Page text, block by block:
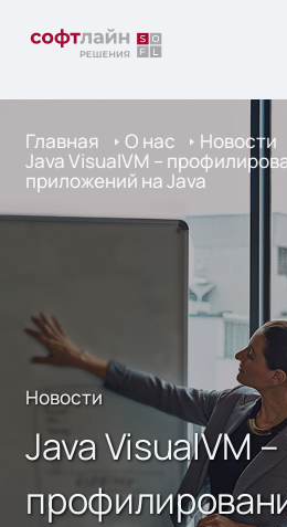
Главная О нас Новости
Java VisualVM –
приложений на Java
Новости
Java VisualVM –